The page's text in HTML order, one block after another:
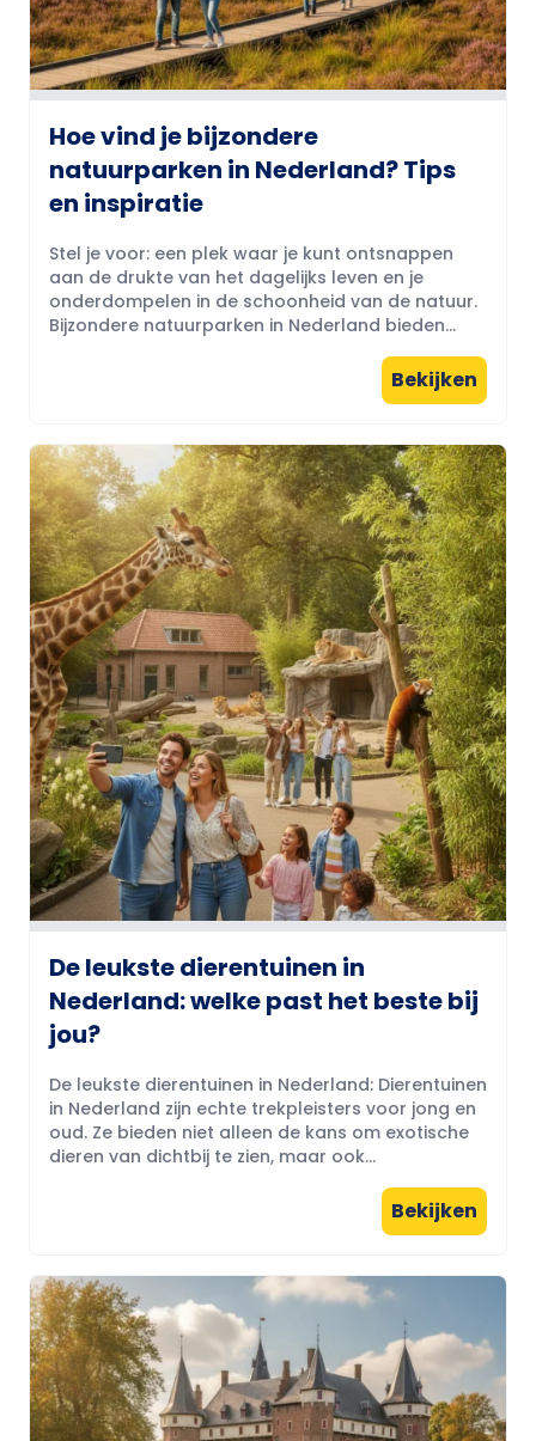
Hoe vind je bijzondere
natuurparken in Nederland? Tips
en inspiratie
Stel je voor: een plek waar je kunt ontsnappen
aan de drukte van het dagelijks leven en je
onderdompelen in de schoonheid van de natuur.
Bijzondere natuurparken in Nederland bieden...
Bekijken
De leukste dierentuinen in
Nederland: welke past het beste bij
jou?
De leukste dierentuinen in Nederland: Dierentuinen
in Nederland zijn echte trekpleisters voor jong en
oud. Ze bieden niet alleen de kans om exotische
dieren van dichtbij te zien, maar ook...
Bekijken